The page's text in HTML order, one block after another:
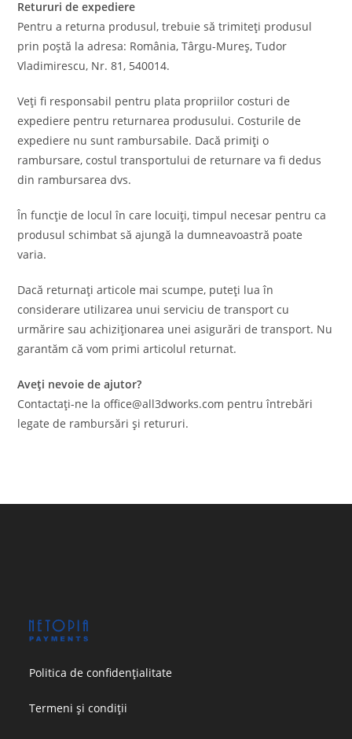
Retururi de expediere
Pentru a returna produsul, trebuie să trimiteți produsul
prin poștă la adresa: România, Târgu-Mureș, Tudor
Vladimirescu, Nr. 81, 540014.
Veți fi responsabil pentru plata propriilor costuri de
expediere pentru returnarea produsului. Costurile de
expediere nu sunt rambursabile. Dacă primiți o
rambursare, costul transportului de returnare va fi dedus
din rambursarea dvs.
În funcție de locul în care locuiți, timpul necesar pentru ca
produsul schimbat să ajungă la dumneavoastră poate
varia.
Dacă returnați articole mai scumpe, puteți lua în
considerare utilizarea unui serviciu de transport cu
urmărire sau achiziționarea unei asigurări de transport. Nu
garantăm că vom primi articolul returnat.
Aveți nevoie de ajutor?
Contactați-ne la office@all3dworks.com pentru întrebări
legate de rambursări și retururi.
Politica de confidențialitate
Termeni și condiții